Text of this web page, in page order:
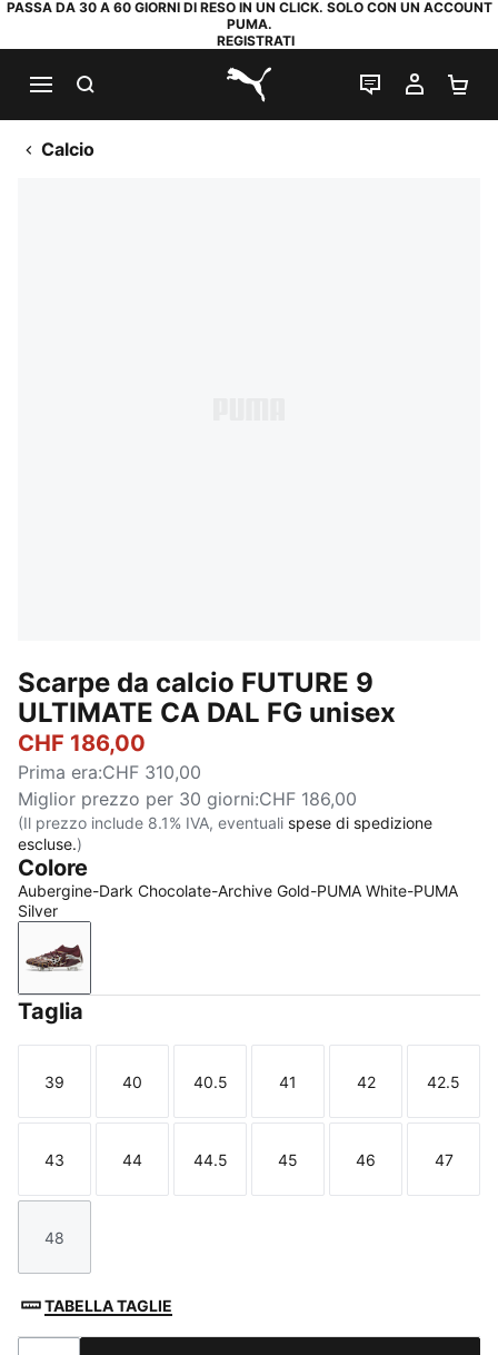
PASSA DA 30 A 60 GIORNI DI RESO IN UN CLICK. SOLO CON UN ACCOUNT
PUMA.
REGISTRATI
PUMA.com
CHAT IL MIO
Calcio
Scarpe da calcio FUTURE 9
ULTIMATE CA DAL FG unisex
CHF 186,00
Prima era:CHF 310,00
Miglior prezzo per 30 giorni:CHF 186,00
(Il prezzo include 8.1% IVA, eventuali spese di spedizione
escluse.)
Colore
Aubergine-Dark Chocolate-Archive Gold-PUMA White-PUMA
Silver
Aubergine-Dark Chocolate-Archive Gold-PUMA
Taglia
Taglia
39
Taglia
40
Taglia
40.5
Taglia
41
Taglia
42
Taglia
42.5
Taglia
43
Taglia
44
Taglia
44.5
Taglia
45
Taglia
46
Taglia
47
Taglia
48
TABELLA TAGLIE